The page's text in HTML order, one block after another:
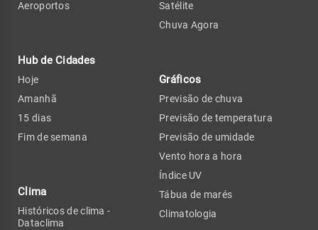
Aeroportos
Hub de Cidades
Hoje
Amanhã
15 dias
Fim de semana
Clima
Históricos de clima -
Dataclima
Satélite
Chuva Agora
Gráficos
Previsão de chuva
Previsão de temperatura
Previsão de umidade
Vento hora a hora
Índice UV
Tábua de marés
Climatologia